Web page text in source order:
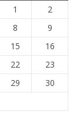
1
2
8
9
15
16
22
23
29
30